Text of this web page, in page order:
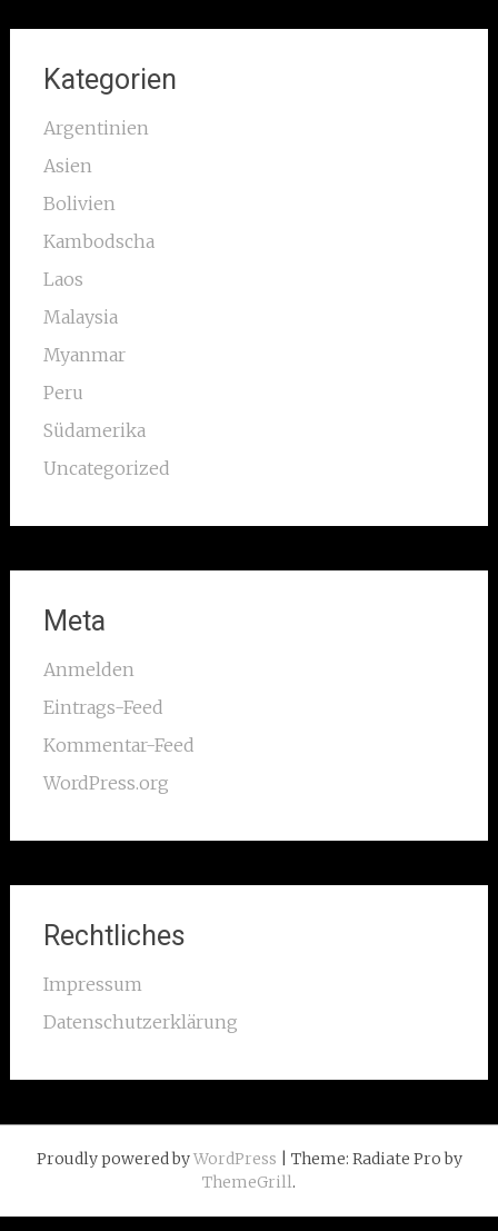
Kategorien
Argentinien
Asien
Bolivien
Kambodscha
Laos
Malaysia
Myanmar
Peru
Südamerika
Uncategorized
Meta
Anmelden
Eintrags-Feed
Kommentar-Feed
WordPress.org
Rechtliches
Impressum
Datenschutzerklärung
Proudly powered byWordPress | Theme: Radiate Pro by
ThemeGrill.